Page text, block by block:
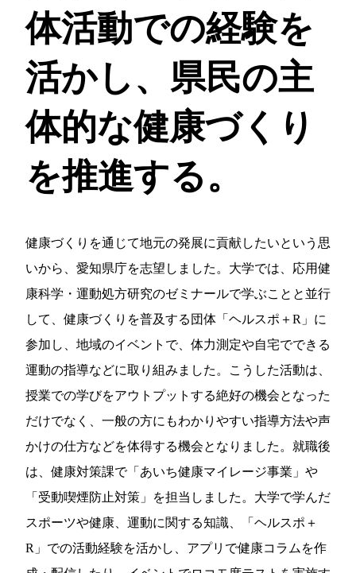
体活動での経験を
活かし、 県民の主
体的な健康づくり
を推進する。
健康づくりを通じて地元の発展に貢献したいという思
いから、愛知県庁を志望しました。大学では、応用健
康科学・運動処方研究のゼミナールで学ぶことと並行
して、健康づくりを普及する団体「ヘルスポ＋R」に
参加し、地域のイベントで、体力測定や自宅でできる
運動の指導などに取り組みました。こうした活動は、
授業での学びをアウトプットする絶好の機会となった
だけでなく、一般の方にもわかりやすい指導方法や声
かけの仕方などを体得する機会となりました。就職後
は、健康対策課で「あいち健康マイレージ事業」や
「受動喫煙防止対策」を担当しました。大学で学んだ
スポーツや健康、運動に関する知識、「ヘルスポ＋
R」での活動経験を活かし、アプリで健康コラムを作